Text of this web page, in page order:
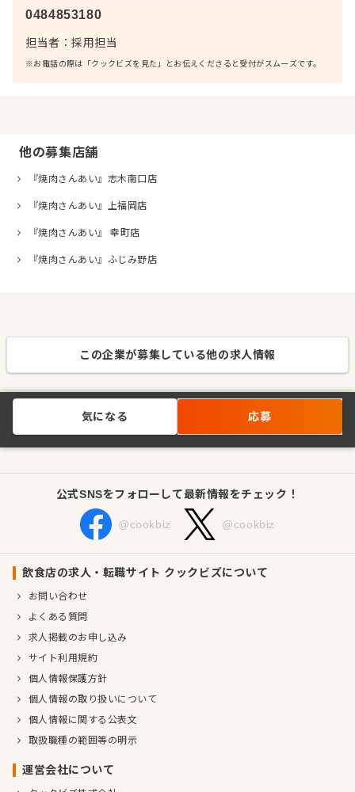
0484853180
担当者：採用担当
※お電話の際は「クックビズを見た」とお伝えくださると受付がスムーズです。
他の募集店舗
『焼肉さんあい』志木南口店
『焼肉さんあい』上福岡店
『焼肉さんあい』 幸町店
『焼肉さんあい』ふじみ野店
この企業が募集している他の求人情報
気になる 応募
公式SNSをフォローして最新情報をチェック！
@cookbiz @cookbiz
飲食店の求人・転職サイト クックビズについて
お問い合わせ
よくある質問
求人掲載のお申し込み
サイト利用規約
個人情報保護方針
個人情報の取り扱いについて
個人情報に関する公表文
取扱職種の範囲等の明示
運営会社について